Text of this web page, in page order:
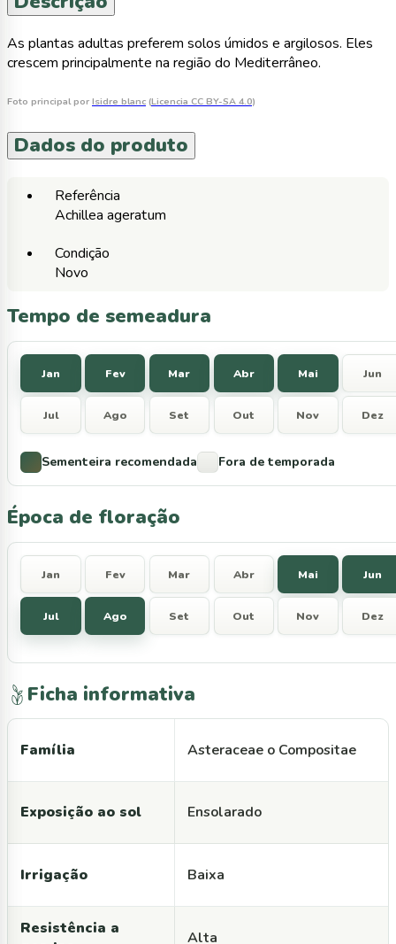
As plantas adultas preferem solos úmidos e argilosos. Eles
crescem principalmente na região do Mediterrâneo.
Foto principal por Isidre blanc (Licencia CC BY-SA 4.0)
Dados do produto
Referência
Achillea ageratum
Condição
Novo
Tempo de semeadura
Jan Fev Mar Abr Mai Jun
Jul Ago Set Out Nov Dez
Sementeira recomendada Fora de temporada
Época de floração
Jan Fev Mar Abr Mai Jun
Jul Ago Set Out Nov Dez
Ficha informativa
Família Asteraceae o Compositae
Exposição ao sol Ensolarado
Irrigação Baixa
Resistência a
Alta